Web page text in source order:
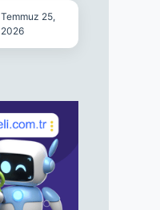
Temmuz 25,
2026